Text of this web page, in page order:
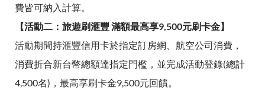
費皆可納入計算。
【活動二：旅遊刷滙豐 滿額最高享9,500元刷卡金】
活動期間持滙豐信用卡於指定訂房網、航空公司消費，
消費折合新台幣總額達指定門檻，並完成活動登錄(總計
4,500名)，最高享刷卡金9,500元回饋。